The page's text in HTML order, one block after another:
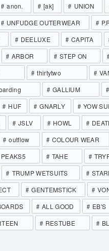
anon. [ak] UNION
UNFUDGE OUTERWEAR
DEELUXE CAPITA
ARBOR STEP ON
thirtytwo
GALLIUM
HUF GNARLY
YOW
JSLV HOWL
outflow COLOUR WEAR
PEAKS5 TAHE
TRUMP WETSUITS
GENTEMSTICK
ALL GOOD EB'S
RESTUBE